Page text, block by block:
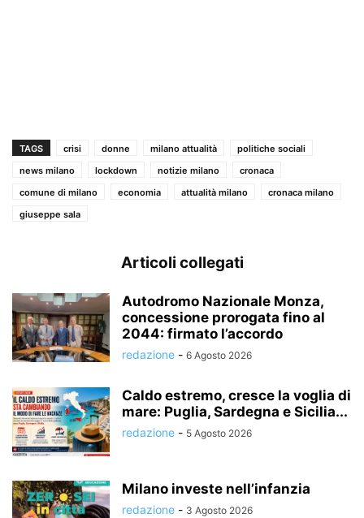
TAGS crisi donne milano attualità
politiche sociali
news milano
lockdown notizie milano
cronaca
comune di milano
economia attualità milano
cronaca milano
giuseppe sala
Articoli collegati
Autodromo Nazionale Monza,
concessione prorogata fino al
2044: firmato l’accordo
redazione - 6 Agosto 2026
Caldo estremo, cresce la voglia di
mare: Puglia, Sardegna e Sicilia...
redazione - 5 Agosto 2026
Milano investe nell’infanzia
redazione - 3 Agosto 2026